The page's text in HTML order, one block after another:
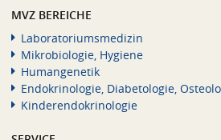
MVZ BEREICHE
Laboratoriumsmedizin
Mikrobiologie, Hygiene
Humangenetik
Endokrinologie, Diabetologie,
Kinderendokrinologie